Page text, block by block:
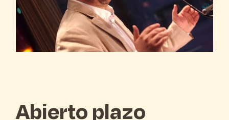
Abierto plazo